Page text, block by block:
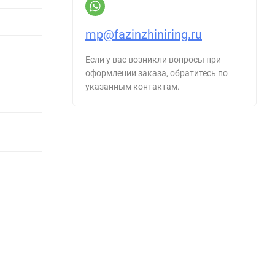
mp@fazinzhiniring.ru
Если у вас возникли вопросы при
оформлении заказа, обратитесь по
указанным контактам.